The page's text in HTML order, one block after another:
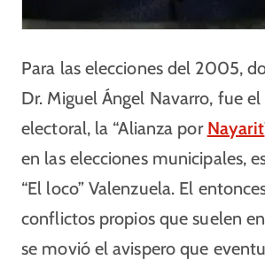
Para las elecciones del 2005,
Dr. Miguel Ángel Navarro, fue
electoral, la “Alianza por Nayarit
en las elecciones municipales,
“El loco” Valenzuela. El
conflictos propios que suelen
se movió el avispero que